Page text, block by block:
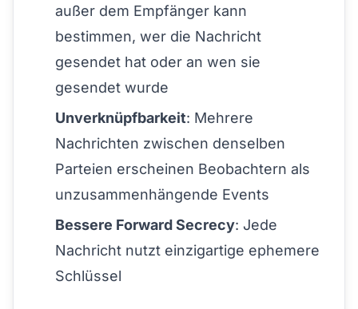
außer dem Empfänger kann
bestimmen, wer die Nachricht
gesendet hat oder an wen sie
gesendet wurde
Unverknüpfbarkeit: Mehrere
Nachrichten zwischen denselben
Parteien erscheinen Beobachtern als
unzusammenhängende Events
Bessere Forward Secrecy: Jede
Nachricht nutzt einzigartige ephemere
Schlüssel